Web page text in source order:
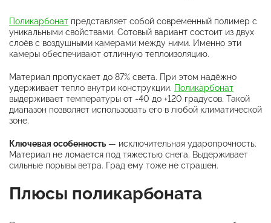
Поликарбонат представляет собой современный полимер с
уникальными свойствами. Сотовый вариант состоит из двух
слоёв с воздушными камерами между ними. Именно эти
камеры обеспечивают отличную теплоизоляцию.
Материал пропускает до 87% света. При этом надёжно
удерживает тепло внутри конструкции. Поликарбонат
выдерживает температуры от -40 до +120 градусов. Такой
диапазон позволяет использовать его в любой климатической
зоне.
Ключевая особенность — исключительная ударопрочность.
Материал не ломается под тяжестью снега. Выдерживает
сильные порывы ветра. Град ему тоже не страшен.
Плюсы поликарбоната